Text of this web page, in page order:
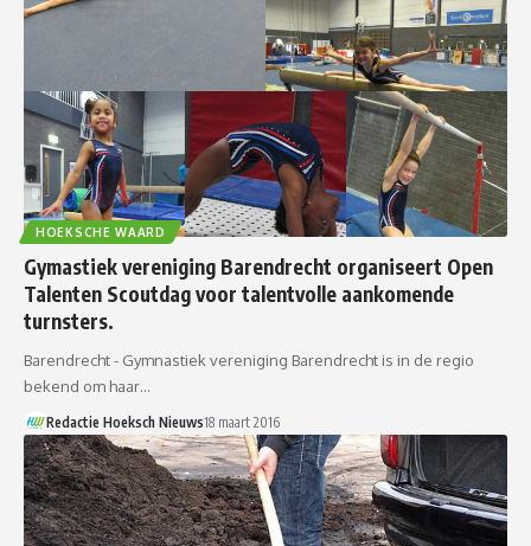
HOEKSCHE WAARD
Gymastiek vereniging Barendrecht organiseert Open
Talenten Scoutdag voor talentvolle aankomende
turnsters.
Barendrecht - Gymnastiek vereniging Barendrecht is in de regio
bekend om haar…
Redactie Hoeksch Nieuws18 maart 2016